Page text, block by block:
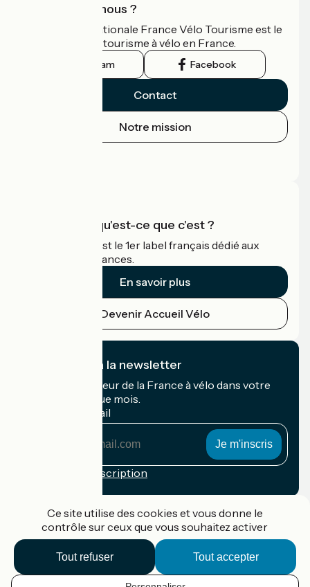
Qui sommes-nous ?
L'association nationale France Vélo Tourisme est le
guide officiel du tourisme à vélo en France.
Instagram Facebook
Contact
Notre mission
Accueil Vélo qu'est-ce que c'est ?
Accueil Vélo c'est le 1er label français dédié aux
cyclistes en vacances.
En savoir plus
Devenir Accueil Vélo
Je m'abonne à la newsletter
Recevez le meilleur de la France à vélo dans votre
boîte mail chaque mois.
Mon adresse mail
Conditions d'inscription
Accueil Vélo Pro
Contact
Ce site utilise des cookies et vous donne le
contrôle sur ceux que vous souhaitez activer
Tout accepter
Tout refuser